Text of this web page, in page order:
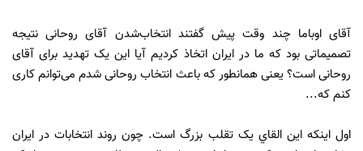
آقای اوباما چند وقت پیش گفتند انتخاب‌شدن آقای روحانی نتیجه
تصمیماتی بود که ما در ایران اتخاذ کردیم آیا این یک تهدید برای آقای
روحانی است؟ یعنی همانطور که باعث انتخاب روحانی شدم می‌توانم کاری
کنم که...
اول اینکه این القاي یک تقلب بزرگ است. چون روند انتخابات در ایران